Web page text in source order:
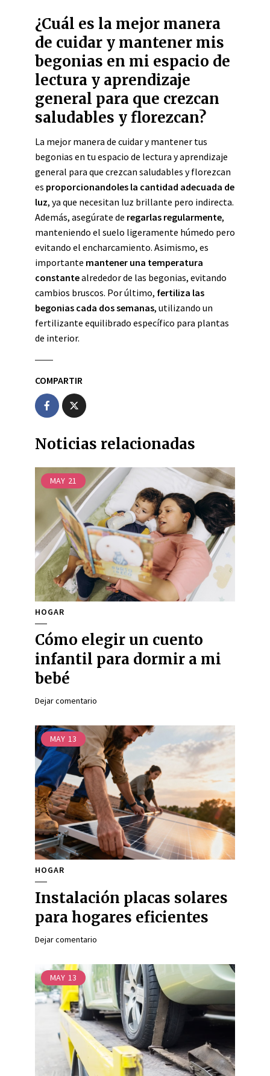
¿Cuál es la mejor manera
de cuidar y mantener mis
begonias en mi espacio de
lectura y aprendizaje
general para que crezcan
saludables y florezcan?
La mejor manera de cuidar y mantener tus
begonias en tu espacio de lectura y aprendizaje
general para que crezcan saludables y florezcan
es proporcionandoles la cantidad adecuada de
luz, ya que necesitan luz brillante pero indirecta.
Además, asegúrate de regarlas regularmente,
manteniendo el suelo ligeramente húmedo pero
evitando el encharcamiento. Asimismo, es
importante mantener una temperatura
constantealrededor de las begonias, evitando
cambios bruscos. Por último, fertiliza las
begonias cada dos semanas, utilizando un
fertilizante equilibrado específico para plantas
de interior.
COMPARTIR
Noticias relacionadas
MAY 21
HOGAR
Cómo elegir un cuento
infantil para dormir a mi
bebé
Dejar comentario
MAY 13
HOGAR
Instalación placas solares
para hogares eficientes
Dejar comentario
MAY 13